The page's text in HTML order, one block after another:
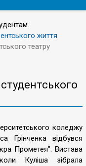
життя
театру
коледжу
Грінченка відбувся
Прометея". Вистава
Куліша зібрала